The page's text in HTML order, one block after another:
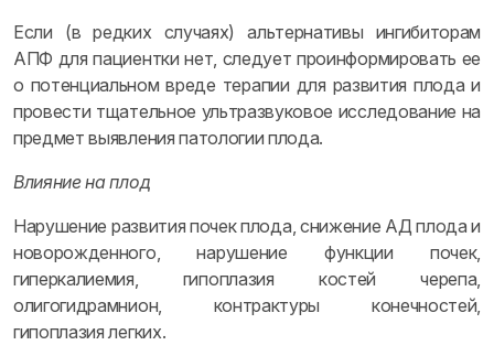
Если (в редких случаях) альтернативы ингибиторам
АПФ для пациентки нет, следует проинформировать ее
о потенциальном вреде терапии для развития плода и
провести тщательное ультразвуковое исследование на
предмет выявления патологии плода.
Влияние на плод
Нарушение развития почек плода, снижение АД плода и
новорожденного, нарушение функции почек,
гиперкалиемия, гипоплазия костей черепа,
олигогидрамнион, контрактуры конечностей,
гипоплазия легких.